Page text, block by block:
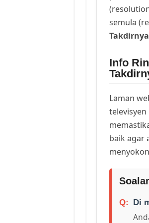
semula
Info
Laman
baik agar
Di